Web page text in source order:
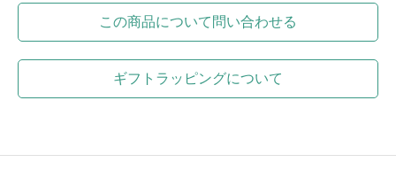
この商品について問い合わせる
ギフトラッピングについて